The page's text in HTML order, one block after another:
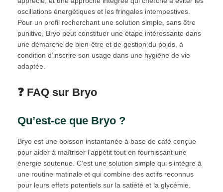
oscillations énergétiques et les fringales intempestives.
Pour un profil recherchant une solution simple, sans être
punitive, Bryo peut constituer une étape intéressante dans
une démarche de bien-être et de gestion du poids, à
condition d’inscrire son usage dans une hygiène de vie
adaptée.
❓ FAQ sur Bryo
Qu’est-ce que Bryo ?
Bryo est une boisson instantanée à base de café conçue
pour aider à maîtriser l’appétit tout en fournissant une
énergie soutenue. C’est une solution simple qui s’intègre à
une routine matinale et qui combine des actifs reconnus
pour leurs effets potentiels sur la satiété et la glycémie.